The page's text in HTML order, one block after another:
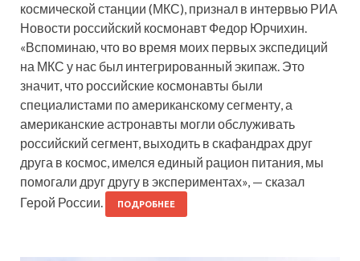
космической станции (МКС), признал в интервью РИА
Новости российский космонавт Федор Юрчихин.
«Вспоминаю, что во время моих первых экспедиций
на МКС у нас был интегрированный экипаж. Это
значит, что российские космонавты были
специалистами по американскому сегменту, а
американские астронавты могли обслуживать
российский сегмент, выходить в скафандрах друг
друга в космос, имелся единый рацион питания, мы
помогали друг другу в экспериментах», — сказал
Герой России.
ПОДРОБНЕЕ